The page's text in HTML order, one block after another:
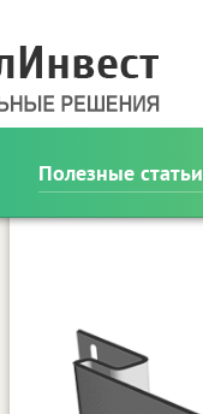
Полезные статьи